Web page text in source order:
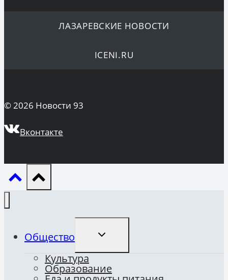
ЛАЗАРЕВСКИЕ НОВОСТИ
ICENI.RU
© 2026 Новости 93
Вконтакте
Общество
ПЕРЕКЛЮЧИТЬ
ДОЧЕРНЕЕ
Культура
Образование